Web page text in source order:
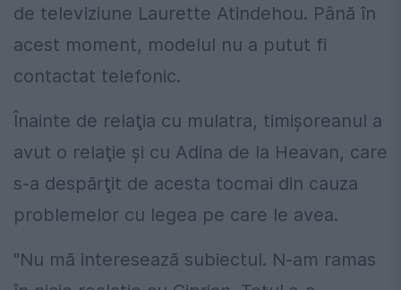
de televiziune Laurette Atindehou. Până în
acest moment, modelul nu a putut fi
contactat telefonic.
Înainte de relaţia cu mulatra, timişoreanul a
avut o relaţie şi cu Adina de la Heavan, care
s-a despărţit de acesta tocmai din cauza
problemelor cu legea pe care le avea.
"Nu mă interesează subiectul. N-am ramas